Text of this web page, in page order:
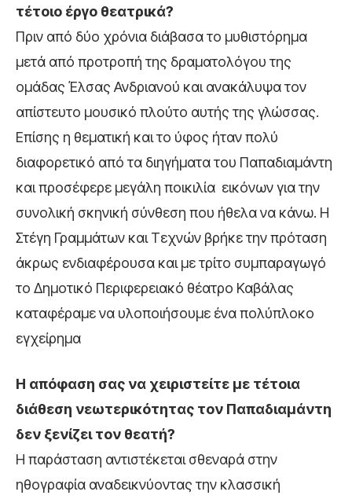
τέτοιο έργο θεατρικά?
Πριν από δύο χρόνια διάβασα το μυθιστόρημα
μετά από προτροπή της δραματολόγου της
ομάδας Έλσας Ανδριανού και ανακάλυψα τον
απίστευτο μουσικό πλούτο αυτής της γλώσσας.
Επίσης η θεματική και το ύφος ήταν πολύ
διαφορετικό από τα διηγήματα του Παπαδιαμάντη
και προσέφερε μεγάλη ποικιλία εικόνων για την
συνολική σκηνική σύνθεση που ήθελα να κάνω. Η
Στέγη Γραμμάτων και Τεχνών βρήκε την πρόταση
άκρως ενδιαφέρουσα και με τρίτο συμπαραγωγό
το Δημοτικό Περιφερειακό θέατρο Καβάλας
καταφέραμε να υλοποιήσουμε ένα πολύπλοκο
εγχείρημα
Η απόφαση σας να χειριστείτε με τέτοια
διάθεση νεωτερικότητας τον Παπαδιαμάντη
δεν ξενίζει τον θεατή?
Η παράσταση αντιστέκεται σθεναρά στην
ηθογραφία αναδεικνύοντας την κλασσική